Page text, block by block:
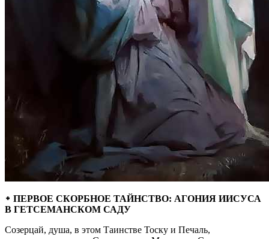
᛭ ПЕРВОЕ СКОРБНОЕ ТАЙНСТВО: АГОНИЯ ИИСУСА
В ГЕТСЕМАНСКОМ САДУ
Созерцай, душа, в этом Таинстве Тоску и Печаль,